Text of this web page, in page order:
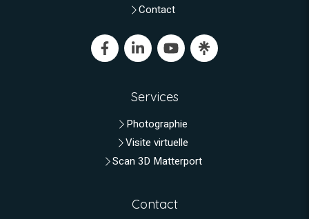
Contact
Services
Photographie
Visite virtuelle
Scan 3D Matterport
Contact